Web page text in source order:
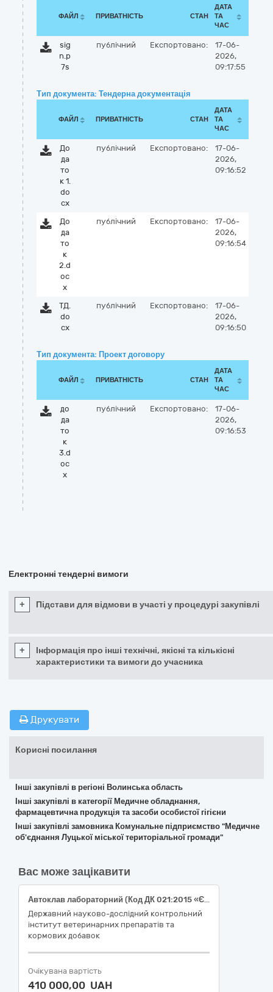
ФАЙЛ ПРИВАТНІСТЬ СТАН
ДАТА
ТА
ЧАС
sig
n.p
7s
публічний Експортовано:
17-06-
2026,
09:17:55
Тип документа: Тендерна документація
ФАЙЛ ПРИВАТНІСТЬ СТАН
ДАТА
ТА
ЧАС
До
да
то
к 1.
do
cx
публічний Експортовано:
17-06-
2026,
09:16:52
До
да
то
к
2.d
oc
x
публічний Експортовано:
17-06-
2026,
09:16:54
ТД.
do
cx
публічний Експортовано:
17-06-
2026,
09:16:50
Тип документа: Проект договору
ФАЙЛ ПРИВАТНІСТЬ СТАН
ДАТА
ТА
ЧАС
до
да
то
к
3.d
oc
x
публічний Експортовано:
17-06-
2026,
09:16:53
Електронні тендерні вимоги
+ Підстави для відмови в участі у процедурі закупівлі
+
Інформація про інші технічні, якісні та кількісні
характеристики та вимоги до учасника
Друкувати
Корисні посилання
Інші закупівлі в регіоні Волинська область
Інші закупівлі в категорії Медичне обладнання,
фармацевтична продукція та засоби особистої гігієни
Інші закупівлі замовника Комунальне підприємство "Медичне
об'єднання Луцької міської територіальної громади"
Вас може зацікавити
Автоклав лабораторний (Код ДК 021:2015 «Єдиний закупівельний словник» - 33191110-9 Автоклави)
Державний науково-дослідний контрольний
інститут ветеринарних препаратів та
кормових добавок
Очікувана вартість
410 000,00 UAH